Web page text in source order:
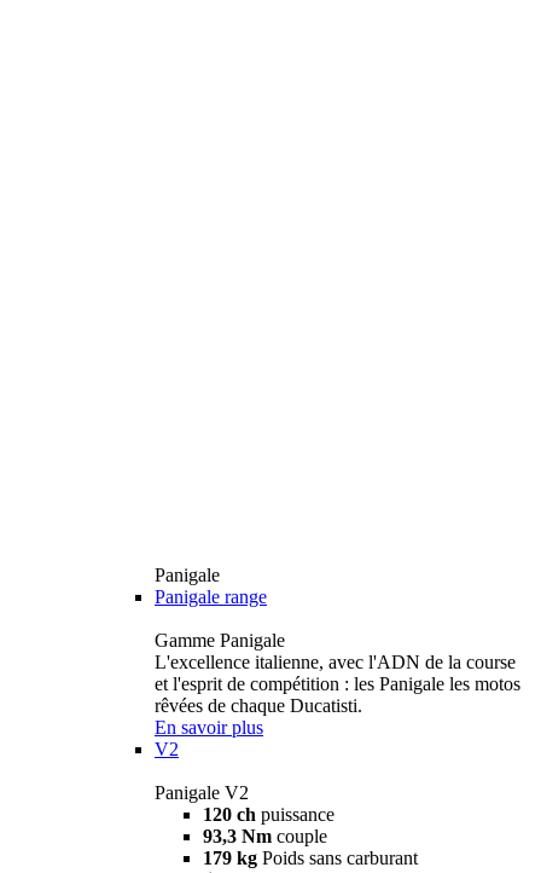
Panigale
Panigale range
Gamme Panigale
L'excellence italienne, avec l'ADN de la course
et l'esprit de compétition : les Panigale les motos
rêvées de chaque Ducatisti.
En savoir plus
V2
Panigale V2
120 ch puissance
93,3 Nm couple
179 kg Poids sans carburant